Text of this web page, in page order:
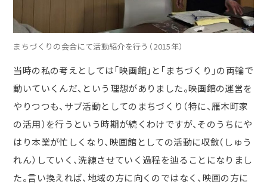
まちづくりの会合にて活動紹介を行う（2015年）
当時の私の考えとしては「映画館」と「まちづくり」の両輪で
動いていくんだ、という理想がありました。映画館の運営を
やりつつも、サブ活動としてのまちづくり（特に、雁木町家
の活用）を行うという時期が続くわけですが、そのうちにや
はり本業が忙しくなり、映画館としての活動に収斂（しゅう
れん）していく、洗練させていく過程を辿ることになりまし
た。言い換えれば、地域の方に向くのではなく、映画の方に